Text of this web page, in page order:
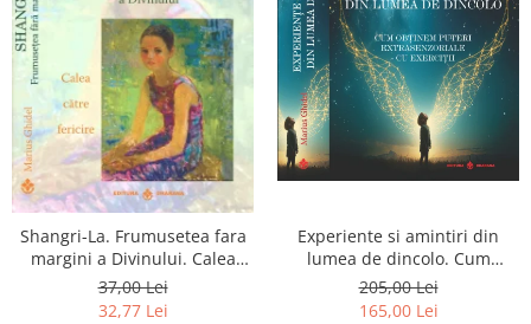
Shangri-La. Frumusetea fara
margini a Divinului. Calea
catre fericire
37,00 Lei
32,77 Lei
Experiente si amintiri din
lumea de dincolo. Cum
obtinem puteri
extrasenzoriale - cu exercitii
205,00 Lei
165,00 Lei